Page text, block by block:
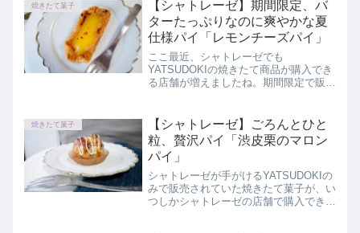
しています。
焼きたて菓子
【シャトレーゼ】期間限定、バ
ターたっぷりなのに爽やかな夏
仕様パイ「レモンチーズパイ」
ここ最近、シャトレーゼでも
YATSUDOKIの焼きたて商品が購入でき
る店舗が増えましたね。期間限定で販売
焼きたて菓子
【シャトレーゼ】ごろんとひと
粒、贅沢パイ「渋皮栗のマロン
パイ」
シャトレーゼが手がけるYATSUDOKIの
みで販売されていた焼きたて菓子が、い
つしかシャトレーゼの店舗で購入できる